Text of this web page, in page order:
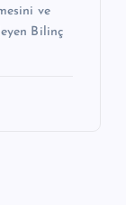
ve
Bilinç